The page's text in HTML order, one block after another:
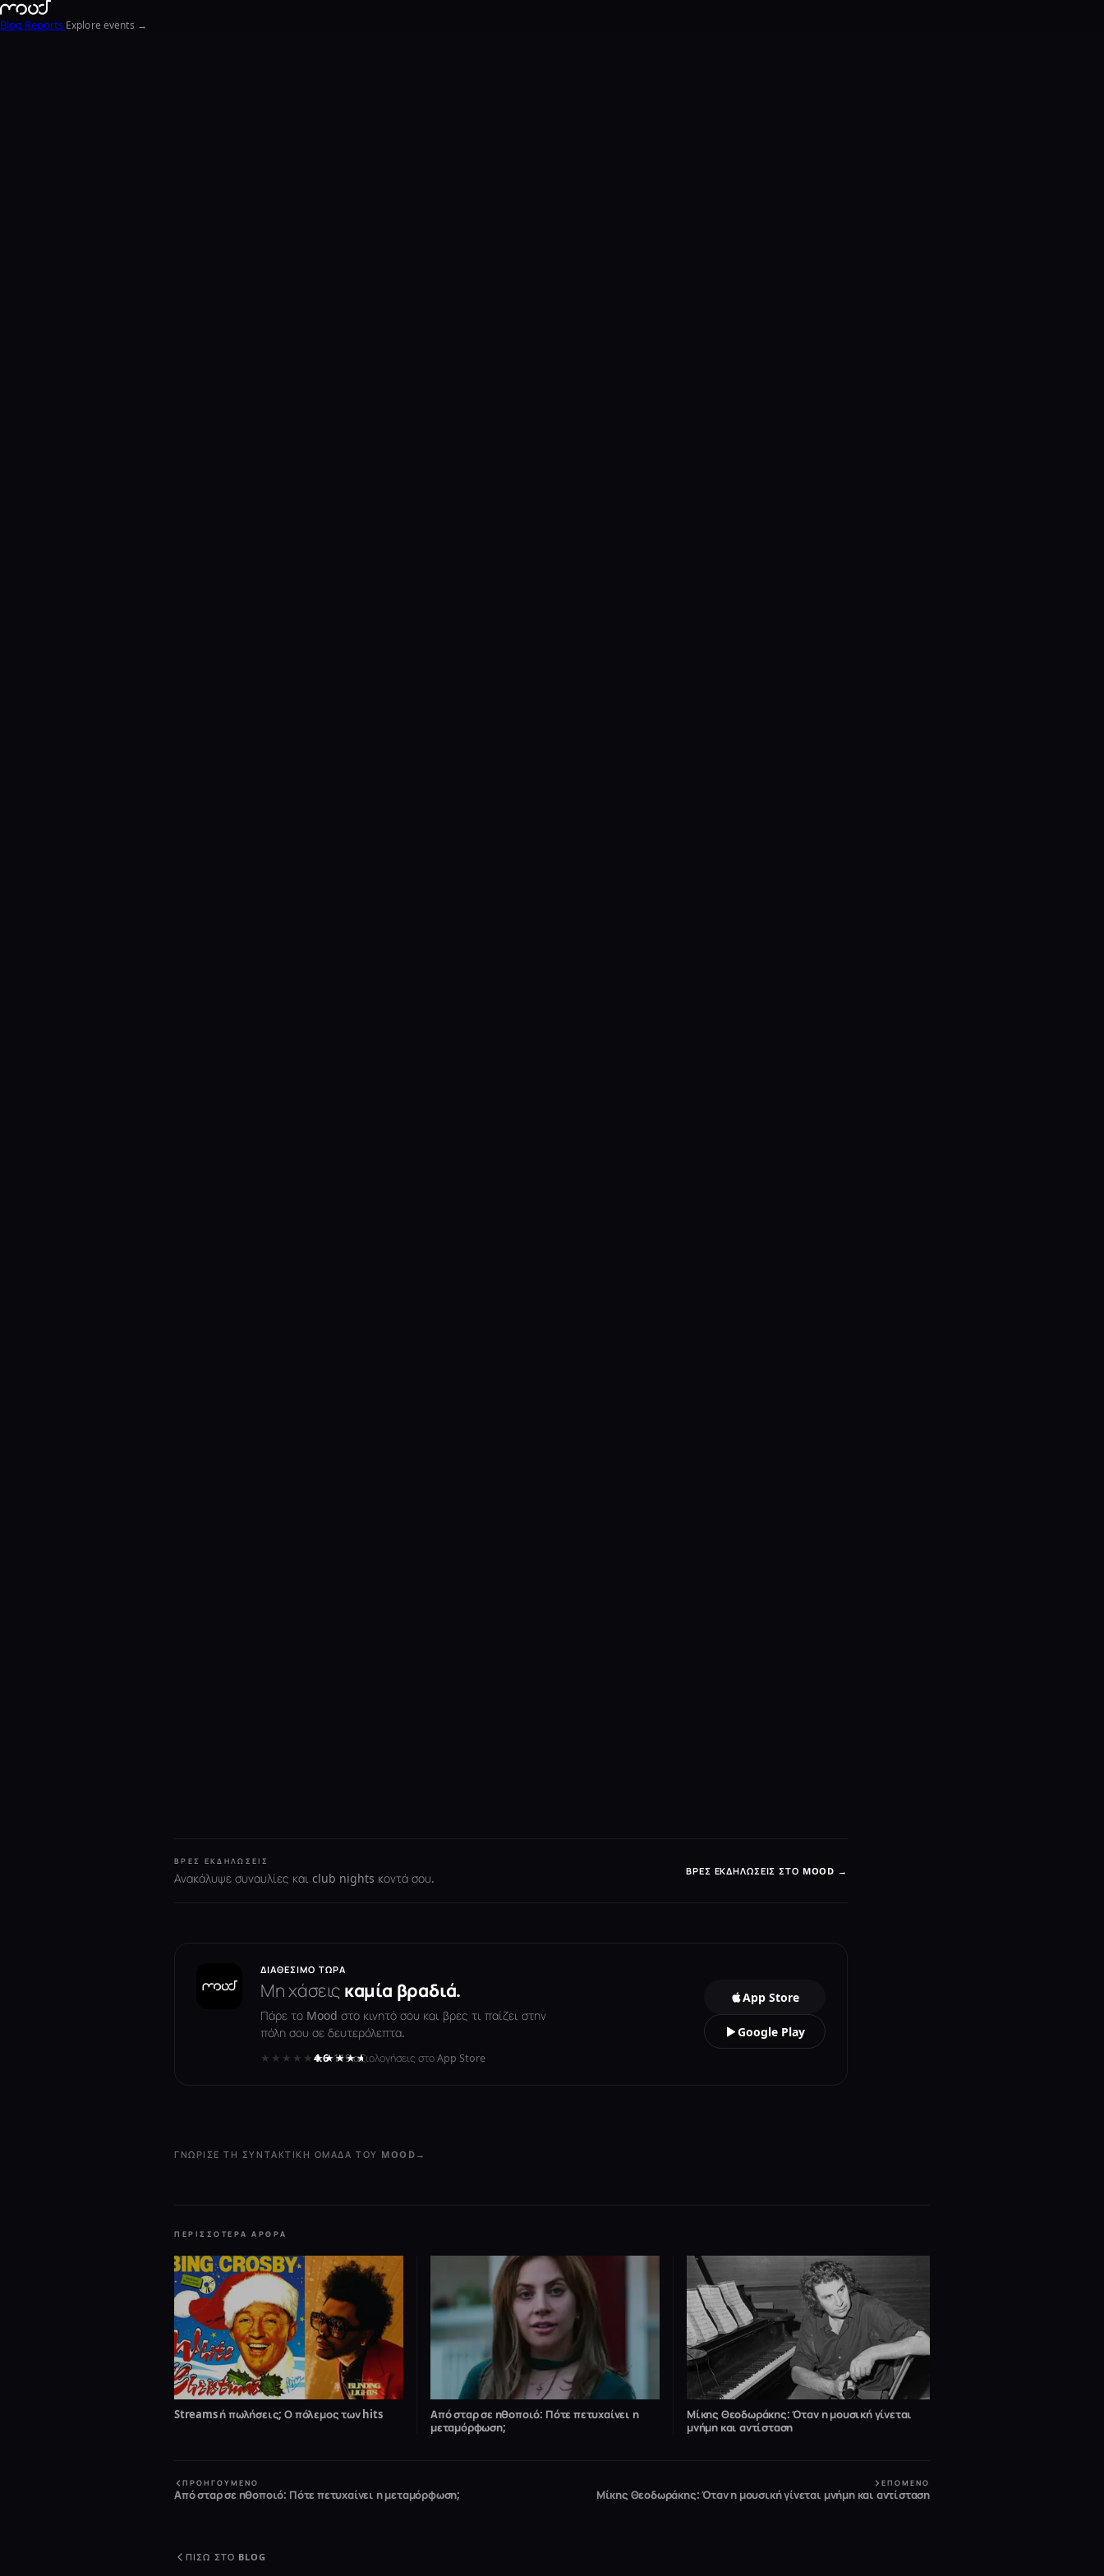
Blog Reports Explore events →
ΒΡΕΣ ΕΚΔΗΛΏΣΕΙΣ
Ανακάλυψε συναυλίες και club nights κοντά σου. ΒΡΕΣ ΕΚΔΗΛΏΣΕΙΣ ΣΤΟ MOOD →
ΔΙΑΘΈΣΙΜΟ ΤΏΡΑ
Μη χάσεις καμία βραδιά.
Πάρε το Mood στο κινητό σου και βρες τι παίζει στην
πόλη σου σε δευτερόλεπτα.
★★★★★★★★★★
4.6· 119 αξιολογήσεις στο App Store
App Store
Google Play
ΓΝΏΡΙΣΕ ΤΗ ΣΥΝΤΑΚΤΙΚΉ ΟΜΆΔΑ ΤΟΥ MOOD →
ΠΕΡΙΣΣΌΤΕΡΑ ΆΡΘΡΑ
Streams ή πωλήσεις; Ο πόλεμος των hits
Από σταρ σε ηθοποιό: Πότε πετυχαίνει η
μεταμόρφωση;
Μίκης Θεοδωράκης: Όταν η μουσική γίνεται
μνήμη και αντίσταση
ΠΡΟΗΓΟΎΜΕΝΟ
Από σταρ σε ηθοποιό: Πότε πετυχαίνει η μεταμόρφωση;
ΕΠΌΜΕΝΟ
Μίκης Θεοδωράκης: Όταν η μουσική γίνεται μνήμη και αντίσταση
ΠΊΣΩ ΣΤΟ BLOG